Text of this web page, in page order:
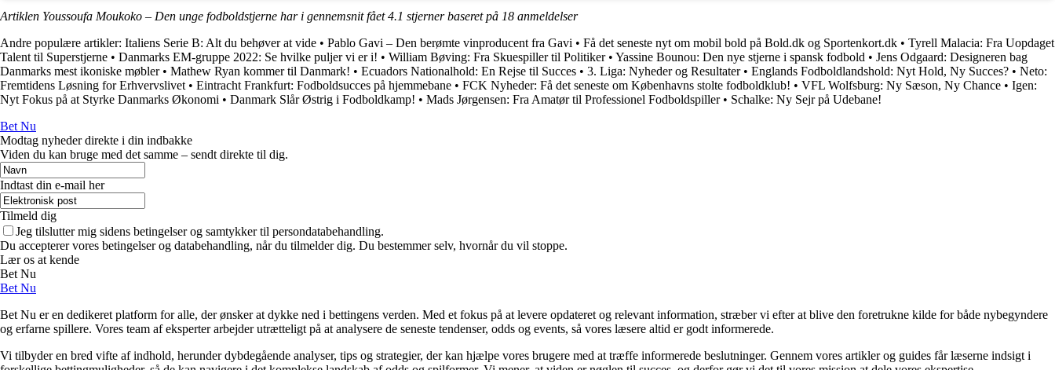
Artiklen Youssoufa Moukoko – Den unge fodboldstjerne har i gennemsnit fået4.1 stjerner baseret på 18 anmeldelser
Andre populære artikler: Italiens Serie B: Alt du behøver at vide • Pablo Gavi – Den berømte vinproducent fra Gavi • Få det seneste nyt om mobil bold på Bold.dk og Sportenkort.dk • Tyrell Malacia: Fra Uopdaget
Talent til Superstjerne • Danmarks EM-gruppe 2022: Se hvilke puljer vi er i! • William Bøving: Fra Skuespiller til Politiker• Yassine Bounou: Den nye stjerne i spansk fodbold • Jens Odgaard: Designeren bag
Danmarks mest ikoniske møbler• Mathew Ryan kommer til Danmark! • Ecuadors Nationalhold: En Rejse til Succes • 3. Liga: Nyheder og Resultater• Englands Fodboldlandshold: Nyt Hold, Ny Succes? • Neto:
Fremtidens Løsning for Erhvervslivet • Eintracht Frankfurt: Fodboldsucces på hjemmebane • FCK Nyheder: Få det seneste om Københavns stolte fodboldklub! • VFL Wolfsburg: Ny Sæson, Ny Chance • Igen:
Nyt Fokus på at Styrke Danmarks Økonomi • Danmark Slår Østrig i Fodboldkamp! • Mads Jørgensen: Fra Amatør til Professionel Fodboldspiller• Schalke: Ny Sejr på Udebane!
Bet Nu
Modtag nyheder direkte i din indbakke
Viden du kan bruge med det samme – sendt direkte til dig.
Indtast din e-mail her
Tilmeld dig
Jeg tilslutter mig sidens betingelser og samtykker til persondatabehandling.
Du accepterer vores betingelser og databehandling, når du tilmelder dig. Du bestemmer selv, hvornår du vil stoppe.
Lær os at kende
Bet Nu
Bet Nu
Bet Nu er en dedikeret platform for alle, der ønsker at dykke ned i bettingens verden. Med et fokus på at levere opdateret og relevant information, stræber vi efter at blive den foretrukne kilde for både nybegyndere
og erfarne spillere. Vores team af eksperter arbejder utrætteligt på at analysere de seneste tendenser, odds og events, så vores læsere altid er godt informerede.
Vi tilbyder en bred vifte af indhold, herunder dybdegående analyser, tips og strategier, der kan hjælpe vores brugere med at træffe informerede beslutninger. Gennem vores artikler og guides får læserne indsigt i